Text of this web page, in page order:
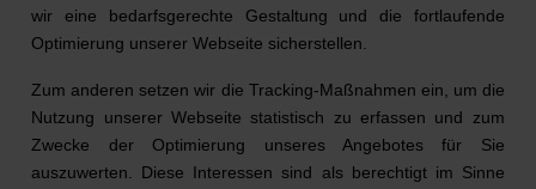
wir eine bedarfsgerechte Gestaltung und die fortlaufende
Optimierung unserer Webseite sicherstellen.
Zum anderen setzen wir die Tracking-Maßnahmen ein, um die
Nutzung unserer Webseite statistisch zu erfassen und zum
Zwecke der Optimierung unseres Angebotes für Sie
auszuwerten. Diese Interessen sind als berechtigt im Sinne